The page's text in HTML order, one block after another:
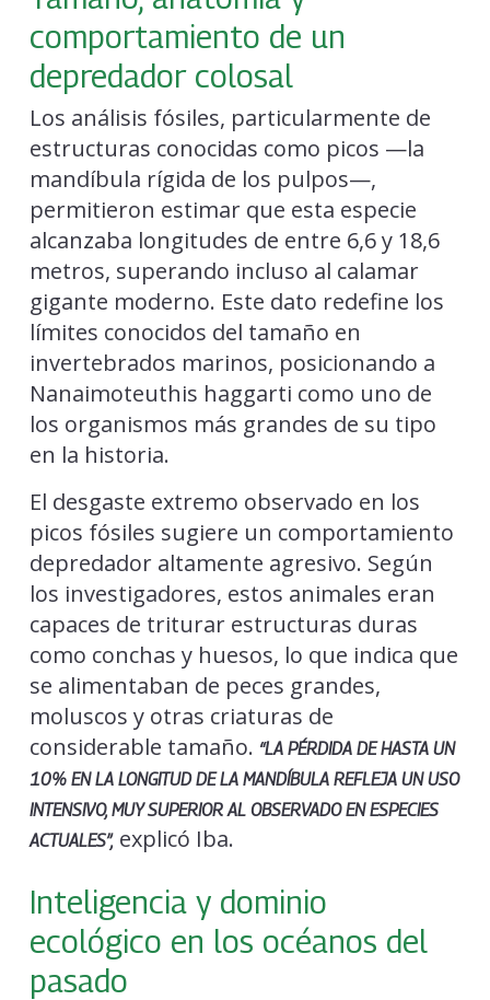
comportamiento de un
depredador colosal
Los análisis fósiles, particularmente de
estructuras conocidas como picos —la
mandíbula rígida de los pulpos—,
permitieron estimar que esta especie
alcanzaba longitudes de entre 6,6 y 18,6
metros, superando incluso al calamar
gigante moderno. Este dato redefine los
límites conocidos del tamaño en
invertebrados marinos, posicionando a
Nanaimoteuthis haggarti como uno de
los organismos más grandes de su tipo
en la historia.
El desgaste extremo observado en los
picos fósiles sugiere un comportamiento
depredador altamente agresivo. Según
los investigadores, estos animales eran
capaces de triturar estructuras duras
como conchas y huesos, lo que indica que
se alimentaban de peces grandes,
moluscos y otras criaturas de
considerable tamaño. “LA PÉRDIDA DE HASTA UN
10% EN LA LONGITUD DE LA MANDÍBULA REFLEJA UN USO
INTENSIVO, MUY SUPERIOR AL OBSERVADO EN ESPECIES
ACTUALES”,explicó Iba.
Inteligencia y dominio
ecológico en los océanos del
pasado